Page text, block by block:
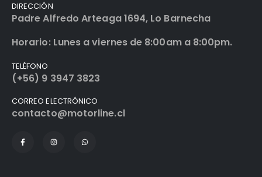
DIRECCIÓN
Padre Alfredo Arteaga 1694, Lo Barnecha
Horario: Lunes a viernes de 8:00am a 8:00pm.
TELÉFONO
(+56) 9 3947 3823
CORREO ELECTRÓNICO
contacto@motorline.cl